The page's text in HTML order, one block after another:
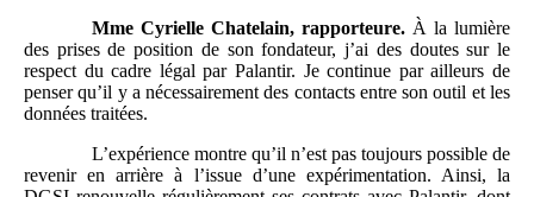
Mme Cyrielle Chatelain, rapporteure.À la lumière
des prises de position de son fondateur, j’ai des doutes sur le
respect du cadre légal par Palantir. Je continue par ailleurs de
penser qu’il y a nécessairement des contacts entre son outil et les
données traitées.
L’expérience montre qu’il n’est pas toujours possible de
revenir en arrière à l’issue d’une expérimentation. Ainsi, la